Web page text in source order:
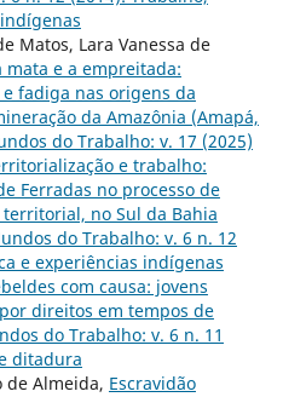
Matos, Lara Vanessa de
mata e a empreitada:
fadiga nas origens da
da Amazônia (Amapá,
do Trabalho: v. 17 (2025)
e trabalho:
Ferradas no processo de
no Sul da Bahia
do Trabalho: v. 6 n. 12
e experiências indígenas
com causa: jovens
direitos em tempos de
do Trabalho: v. 6 n. 11
ditadura
de Almeida, Escravidão